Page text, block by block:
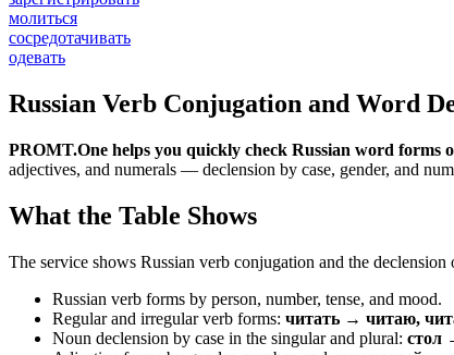
молиться
сосредотачивать
одевать
Russian Verb Conjugation and Word
PROMT.One helps you quickly check Russian word forms
adjectives, and numerals — declension by case, gender, and
What the Table Shows
The service shows Russian verb conjugation and the
Russian verb forms by person, number, tense, and mood.
Regular and irregular verb forms: читать → читаю,
Noun declension by case in the singular and plural: стол